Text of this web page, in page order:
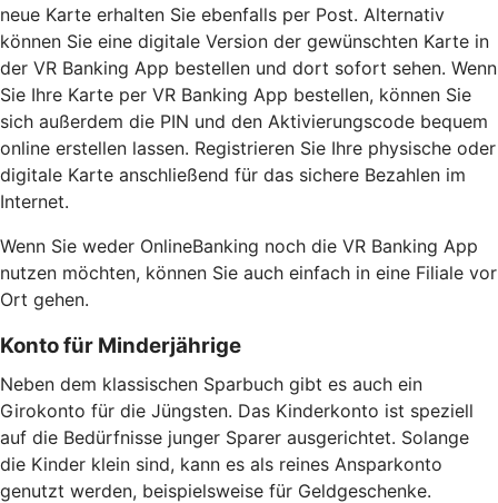
neue Karte erhalten Sie ebenfalls per Post. Alternativ
können Sie eine digitale Version der gewünschten Karte in
der VR Banking App bestellen und dort sofort sehen. Wenn
Sie Ihre Karte per VR Banking App bestellen, können Sie
sich außerdem die PIN und den Aktivierungscode bequem
online erstellen lassen. Registrieren Sie Ihre physische oder
digitale Karte anschließend für das sichere Bezahlen im
Internet.
Wenn Sie weder OnlineBanking noch die VR Banking App
nutzen möchten, können Sie auch einfach in eine Filiale vor
Ort gehen.
Konto für Minderjährige
Neben dem klassischen Sparbuch gibt es auch ein
Girokonto für die Jüngsten. Das Kinderkonto ist speziell
auf die Bedürfnisse junger Sparer ausgerichtet. Solange
die Kinder klein sind, kann es als reines Ansparkonto
genutzt werden, beispielsweise für Geldgeschenke.